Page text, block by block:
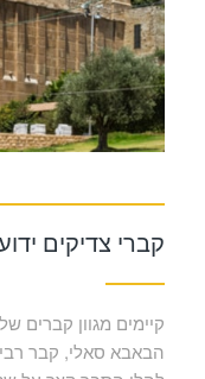
קברי צדיקים
קיימים מגוון קברים
הבאבא סאלי, קבר